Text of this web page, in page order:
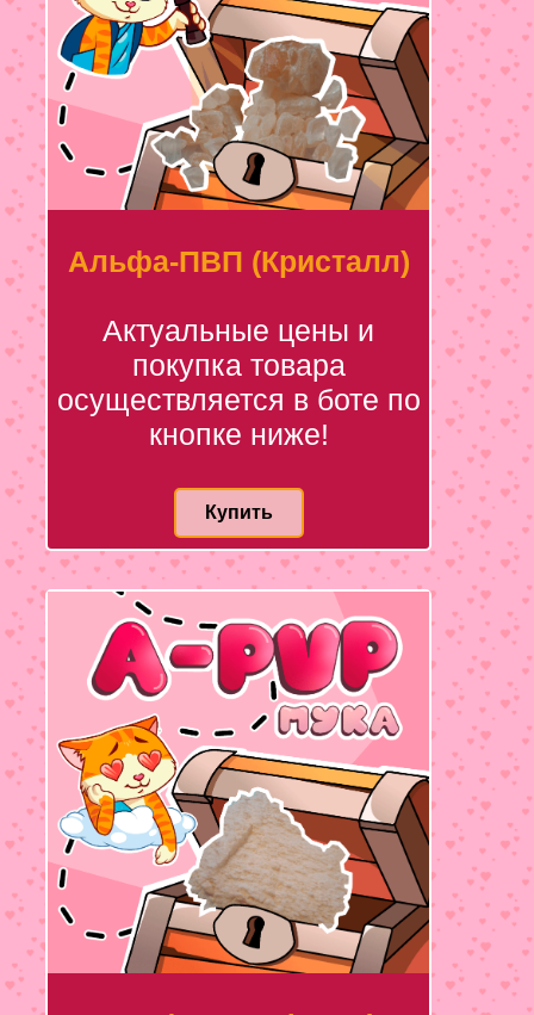
Альфа-ПВП (Кристалл)
Актуальные цены и
покупка товара
осуществляется в боте по
кнопке ниже!
Купить